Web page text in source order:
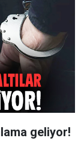
geliyor!